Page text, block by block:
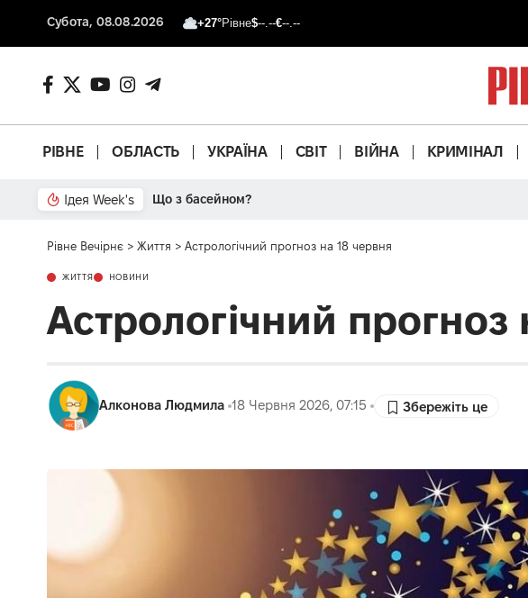
Субота, 08.08.2026 +27°Рівне$--.--€--.--
РІВНЕ ОБЛАСТЬ УКРАЇНА СВІТ ВІЙНА КРИМІНАЛ
Ідея Week's Від паркану до картонки
Рівне Вечірнє > Життя > Астрологічний прогноз на 18 червня
ЖИТТЯ НОВИНИ
Астрологічний прогноз
Алконова Людмила 18 Червня 2026, 07:15